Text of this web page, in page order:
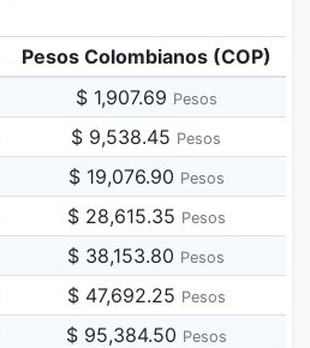
Pesos Colombianos (COP)
$ 1,907.69 Pesos
$ 9,538.45 Pesos
$ 19,076.90 Pesos
$ 28,615.35 Pesos
$ 38,153.80 Pesos
$ 47,692.25 Pesos
$ 95,384.50 Pesos